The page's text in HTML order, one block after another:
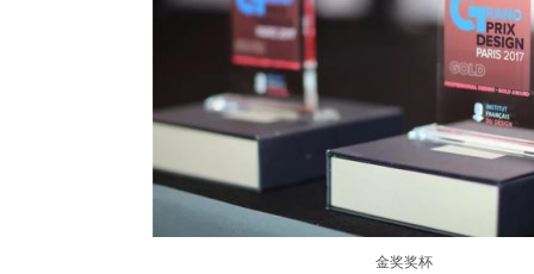
金奖奖杯